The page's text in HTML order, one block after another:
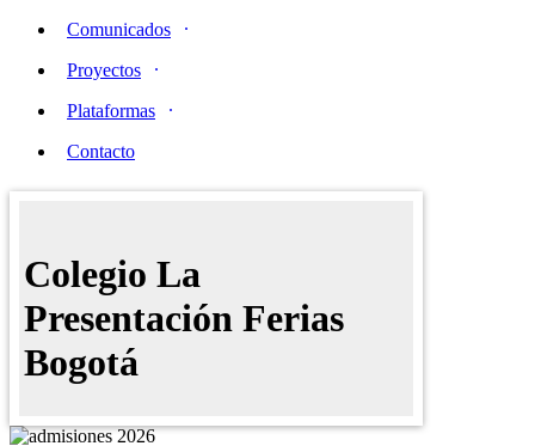
Comunicados
Proyectos
Plataformas
Contacto
Colegio La
Presentación Ferias
Bogotá